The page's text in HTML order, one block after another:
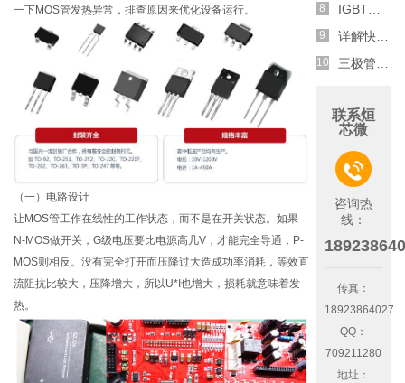
一下MOS管发热异常，排查原因来优化设备运行。
（一）电路设计
让MOS管工作在线性的工作状态，而不是在开关状态。如果
N-MOS做开关，G级电压要比电源高几V，才能完全导通，P-
MOS则相反。没有完全打开而压降过大造成功率消耗，等效直
流阻抗比较大，压降增大，所以U*I也增大，损耗就意味着发
热。
IGBT三相全桥整流电路工作原理介绍
详解快恢复二极管,结构,特性和应用介绍
三极管和MOS管组合式开关电路分析
联系烜
芯微

咨询热
线：
传真：
18923864027
QQ：
709211280
地址：